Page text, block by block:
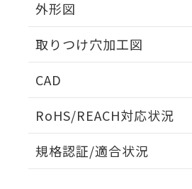
外形図
取りつけ穴加工図
CAD
RoHS/REACH対応状況
EU RoHS 注意事項・凡例
規格認証/適合状況